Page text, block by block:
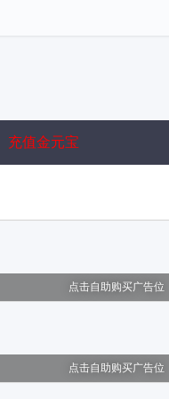
充值金元宝
点击自助购买广告位
点击自助购买广告位